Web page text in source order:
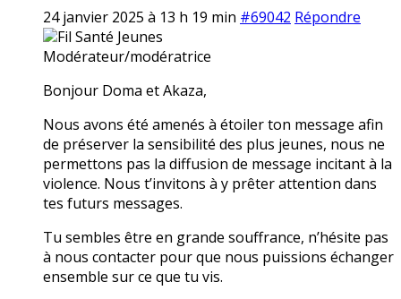
24 janvier 2025 à 13 h 19 min #69042 Répondre
Fil Santé Jeunes
Modérateur/modératrice
Bonjour Doma et Akaza,
Nous avons été amenés à étoiler ton message afin
de préserver la sensibilité des plus jeunes, nous ne
permettons pas la diffusion de message incitant à la
violence. Nous t’invitons à y prêter attention dans
tes futurs messages.
Tu sembles être en grande souffrance, n’hésite pas
à nous contacter pour que nous puissions échanger
ensemble sur ce que tu vis.